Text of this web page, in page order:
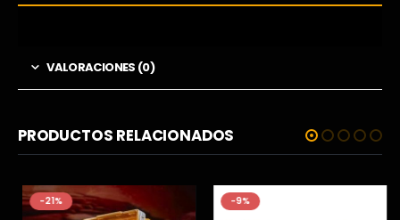
VALORACIONES (0)
PRODUCTOS RELACIONADOS
-21% -9%